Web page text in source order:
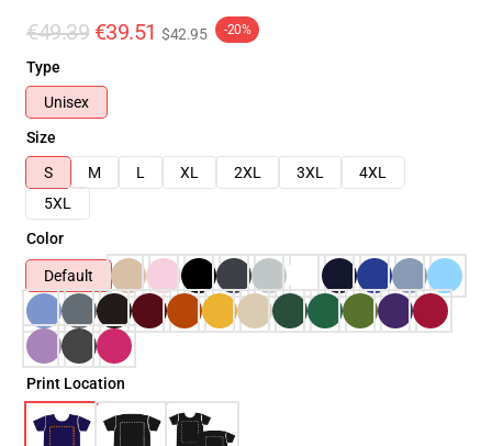
€49.39 €39.51 $42.95 -20%
Type
Unisex
Size
S
M L XL 2XL 3XL
4XL
5XL
Color
Default
Print Location